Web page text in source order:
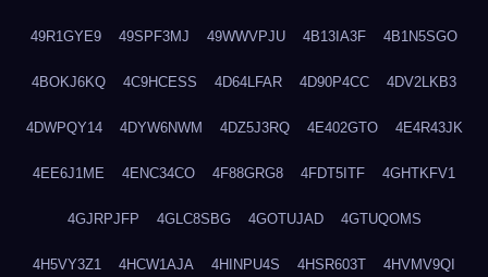
49R1GYE9 49SPF3MJ 49WWVPJU 4B13IA3F 4B1N5SGO
4BOKJ6KQ 4C9HCESS 4D64LFAR 4D90P4CC 4DV2LKB3
4DWPQY14 4DYW6NWM 4DZ5J3RQ 4E402GTO 4E4R43JK
4EE6J1ME 4ENC34CO 4F88GRG8 4FDT5ITF 4GHTKFV1
4GJRPJFP 4GLC8SBG 4GOTUJAD 4GTUQOMS
4H5VY3Z1 4HCW1AJA 4HINPU4S 4HSR603T 4HVMV9QI